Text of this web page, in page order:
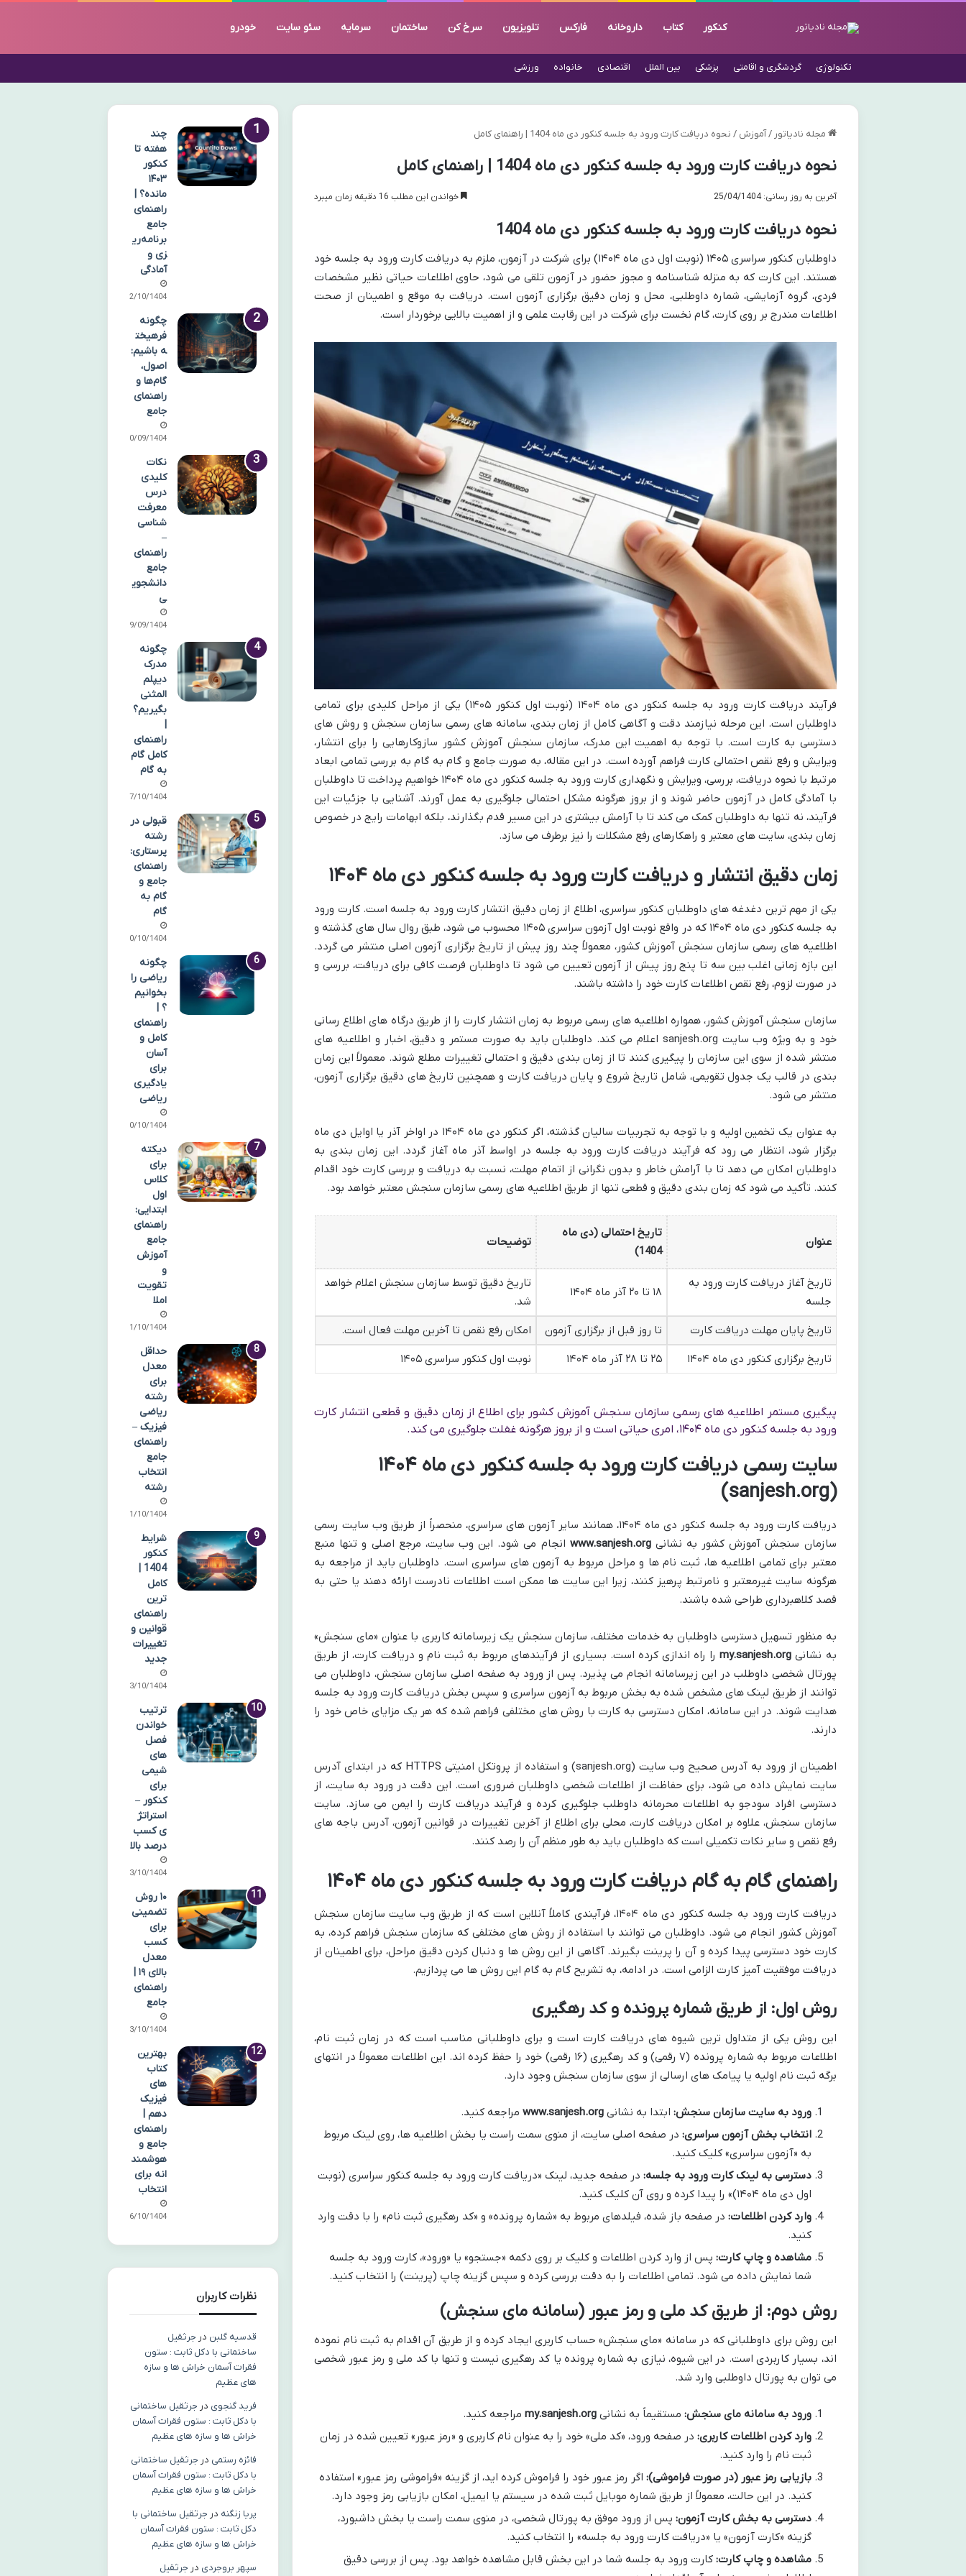
کنکور کتاب داروخانه فارکس تلویزیون سرخ کن ساختمان سرمایه سئو سایت خودرو
تکنولوژی گردشگری و اقامتی پزشکی بین الملل اقتصادی خانواده ورزشی
مجله نادیاتور / آموزش / نحوه دریافت کارت ورود به جلسه کنکور دی ماه 1404 | راهنمای کامل
نحوه دریافت کارت ورود به جلسه کنکور دی ماه 1404 | راهنمای کامل
آخرین به روز رسانی: 25/04/1404 خواندن این مطلب 16 دقیقه زمان میبرد
نحوه دریافت کارت ورود به جلسه کنکور دی ماه 1404
داوطلبان کنکور سراسری ۱۴۰۵ (نوبت اول دی ماه ۱۴۰۴) برای شرکت در آزمون، ملزم به دریافت کارت ورود به جلسه خود
هستند. این کارت که به منزله شناسنامه و مجوز حضور در آزمون تلقی می شود، حاوی اطلاعات حیاتی نظیر مشخصات
فردی، گروه آزمایشی، شماره داوطلبی، محل و زمان دقیق برگزاری آزمون است. دریافت به موقع و اطمینان از صحت
اطلاعات مندرج بر روی کارت، گام نخست برای شرکت در این رقابت علمی و از اهمیت بالایی برخوردار است.
فرآیند دریافت کارت ورود به جلسه کنکور دی ماه ۱۴۰۴ (نوبت اول کنکور ۱۴۰۵) یکی از مراحل کلیدی برای تمامی
داوطلبان است. این مرحله نیازمند دقت و آگاهی کامل از زمان بندی، سامانه های رسمی سازمان سنجش و روش های
دسترسی به کارت است. با توجه به اهمیت این مدرک، سازمان سنجش آموزش کشور سازوکارهایی را برای انتشار،
ویرایش و رفع نقص احتمالی کارت فراهم آورده است. در این مقاله، به صورت جامع و گام به گام به بررسی تمامی ابعاد
مرتبط با نحوه دریافت، بررسی، ویرایش و نگهداری کارت ورود به جلسه کنکور دی ماه ۱۴۰۴ خواهیم پرداخت تا داوطلبان
با آمادگی کامل در آزمون حاضر شوند و از بروز هرگونه مشکل احتمالی جلوگیری به عمل آورند. آشنایی با جزئیات این
فرآیند، نه تنها به داوطلبان کمک می کند تا با آرامش بیشتری در این مسیر قدم بگذارند، بلکه ابهامات رایج در خصوص
زمان بندی، سایت های معتبر و راهکارهای رفع مشکلات را نیز برطرف می سازد.
زمان دقیق انتشار و دریافت کارت ورود به جلسه کنکور دی ماه ۱۴۰۴
یکی از مهم ترین دغدغه های داوطلبان کنکور سراسری، اطلاع از زمان دقیق انتشار کارت ورود به جلسه است. کارت ورود
به جلسه کنکور دی ماه ۱۴۰۴ که در واقع نوبت اول آزمون سراسری ۱۴۰۵ محسوب می شود، طبق روال سال های گذشته و
اطلاعیه های رسمی سازمان سنجش آموزش کشور، معمولاً چند روز پیش از تاریخ برگزاری آزمون اصلی منتشر می گردد.
این بازه زمانی اغلب بین سه تا پنج روز پیش از آزمون تعیین می شود تا داوطلبان فرصت کافی برای دریافت، بررسی و
در صورت لزوم، رفع نقص اطلاعات کارت خود را داشته باشند.
سازمان سنجش آموزش کشور، همواره اطلاعیه های رسمی مربوط به زمان انتشار کارت را از طریق درگاه های اطلاع رسانی
خود و به ویژه وب سایت sanjesh.org اعلام می کند. داوطلبان باید به صورت مستمر و دقیق، اخبار و اطلاعیه های
منتشر شده از سوی این سازمان را پیگیری کنند تا از زمان بندی دقیق و احتمالی تغییرات مطلع شوند. معمولاً این زمان
بندی در قالب یک جدول تقویمی، شامل تاریخ شروع و پایان دریافت کارت و همچنین تاریخ های دقیق برگزاری آزمون،
منتشر می شود.
به عنوان یک تخمین اولیه و با توجه به تجربیات سالیان گذشته، اگر کنکور دی ماه ۱۴۰۴ در اواخر آذر یا اوایل دی ماه
برگزار شود، انتظار می رود که فرآیند دریافت کارت ورود به جلسه در اواسط آذر ماه آغاز گردد. این زمان بندی به
داوطلبان امکان می دهد تا با آرامش خاطر و بدون نگرانی از اتمام مهلت، نسبت به دریافت و بررسی کارت خود اقدام
کنند. تأکید می شود که زمان بندی دقیق و قطعی تنها از طریق اطلاعیه های رسمی سازمان سنجش معتبر خواهد بود.
عنوان
تاریخ احتمالی (دی ماه
1404)
توضیحات
تاریخ آغاز دریافت کارت ورود به
جلسه
۱۸ تا ۲۰ آذر ماه ۱۴۰۴
تاریخ دقیق توسط سازمان سنجش اعلام خواهد
شد.
تاریخ پایان مهلت دریافت کارت
تا روز قبل از برگزاری آزمون
امکان رفع نقص تا آخرین مهلت فعال است.
تاریخ برگزاری کنکور دی ماه ۱۴۰۴
۲۵ تا ۲۸ آذر ماه ۱۴۰۴ نوبت اول کنکور سراسری ۱۴۰۵
پیگیری مستمر اطلاعیه های رسمی سازمان سنجش آموزش کشور برای اطلاع از زمان دقیق و قطعی انتشار کارت
ورود به جلسه کنکور دی ماه ۱۴۰۴، امری حیاتی است و از بروز هرگونه غفلت جلوگیری می کند.
سایت رسمی دریافت کارت ورود به جلسه کنکور دی ماه ۱۴۰۴
(sanjesh.org)
دریافت کارت ورود به جلسه کنکور دی ماه ۱۴۰۴، همانند سایر آزمون های سراسری، منحصراً از طریق وب سایت رسمی
سازمان سنجش آموزش کشور به نشانیwww.sanjesh.org انجام می شود. این وب سایت، مرجع اصلی و تنها منبع
معتبر برای تمامی اطلاعیه ها، ثبت نام ها و مراحل مربوط به آزمون های سراسری است. داوطلبان باید از مراجعه به
هرگونه سایت غیرمعتبر و نامرتبط پرهیز کنند، زیرا این سایت ها ممکن است اطلاعات نادرست ارائه دهند یا حتی به
قصد کلاهبرداری طراحی شده باشند.
به منظور تسهیل دسترسی داوطلبان به خدمات مختلف، سازمان سنجش یک زیرسامانه کاربری با عنوان «مای سنجش»
به نشانی my.sanjesh.orgرا راه اندازی کرده است. بسیاری از فرآیندهای مربوط به ثبت نام و دریافت کارت، از طریق
پورتال شخصی داوطلب در این زیرسامانه انجام می پذیرد. پس از ورود به صفحه اصلی سازمان سنجش، داوطلبان می
توانند از طریق لینک های مشخص شده به بخش مربوط به آزمون سراسری و سپس بخش دریافت کارت ورود به جلسه
هدایت شوند. در این سامانه، امکان دسترسی به کارت با روش های مختلفی فراهم شده که هر یک مزایای خاص خود را
دارند.
اطمینان از ورود به آدرس صحیح وب سایت (sanjesh.org) و استفاده از پروتکل امنیتی HTTPS که در ابتدای آدرس
سایت نمایش داده می شود، برای حفاظت از اطلاعات شخصی داوطلبان ضروری است. این دقت در ورود به سایت، از
دسترسی افراد سودجو به اطلاعات محرمانه داوطلب جلوگیری کرده و فرآیند دریافت کارت را ایمن می سازد. سایت
سازمان سنجش، علاوه بر امکان دریافت کارت، محلی برای اطلاع از آخرین تغییرات در قوانین آزمون، آدرس باجه های
رفع نقص و سایر نکات تکمیلی است که داوطلبان باید به طور منظم آن را رصد کنند.
راهنمای گام به گام دریافت کارت ورود به جلسه کنکور دی ماه ۱۴۰۴
دریافت کارت ورود به جلسه کنکور دی ماه ۱۴۰۴، فرآیندی کاملاً آنلاین است که از طریق وب سایت سازمان سنجش
آموزش کشور انجام می شود. داوطلبان می توانند با استفاده از روش های مختلفی که سازمان سنجش فراهم کرده، به
کارت خود دسترسی پیدا کرده و آن را پرینت بگیرند. آگاهی از این روش ها و دنبال کردن دقیق مراحل، برای اطمینان از
دریافت موفقیت آمیز کارت الزامی است. در ادامه، به تشریح گام به گام این روش ها می پردازیم.
روش اول: از طریق شماره پرونده و کد رهگیری
این روش یکی از متداول ترین شیوه های دریافت کارت است و برای داوطلبانی مناسب است که در زمان ثبت نام،
اطلاعات مربوط به شماره پرونده (۷ رقمی) و کد رهگیری (۱۶ رقمی) خود را حفظ کرده اند. این اطلاعات معمولاً در انتهای
برگه ثبت نام اولیه یا پیامک های ارسالی از سوی سازمان سنجش وجود دارد.
ورود به سایت سازمان سنجش: ابتدا به نشانیwww.sanjesh.org مراجعه کنید.
انتخاب بخش آزمون سراسری: در صفحه اصلی سایت، از منوی سمت راست یا بخش اطلاعیه ها، روی لینک مربوط
به «آزمون سراسری» کلیک کنید.
دسترسی به لینک کارت ورود به جلسه: در صفحه جدید، لینک «دریافت کارت ورود به جلسه کنکور سراسری (نوبت
اول دی ماه ۱۴۰۴)» را پیدا کرده و روی آن کلیک کنید.
وارد کردن اطلاعات: در صفحه باز شده، فیلدهای مربوط به «شماره پرونده» و «کد رهگیری ثبت نام» را با دقت وارد
کنید.
مشاهده و چاپ کارت: پس از وارد کردن اطلاعات و کلیک بر روی دکمه «جستجو» یا «ورود»، کارت ورود به جلسه
شما نمایش داده می شود. تمامی اطلاعات را به دقت بررسی کرده و سپس گزینه چاپ (پرینت) را انتخاب کنید.
روش دوم: از طریق کد ملی و رمز عبور (سامانه مای سنجش)
این روش برای داوطلبانی که در سامانه «مای سنجش» حساب کاربری ایجاد کرده و از طریق آن اقدام به ثبت نام نموده
اند، بسیار کاربردی است. در این شیوه، نیازی به شماره پرونده یا کد رهگیری نیست و تنها با کد ملی و رمز عبور شخصی
می توان به پورتال داوطلبی وارد شد.
ورود به سامانه مای سنجش: مستقیماً به نشانیmy.sanjesh.org مراجعه کنید.
وارد کردن اطلاعات کاربری: در صفحه ورود، «کد ملی» خود را به عنوان نام کاربری و «رمز عبور» تعیین شده در زمان
ثبت نام را وارد کنید.
بازیابی رمز عبور (در صورت فراموشی): اگر رمز عبور خود را فراموش کرده اید، از گزینه «فراموشی رمز عبور» استفاده
کنید. در این حالت، معمولاً از طریق شماره موبایل ثبت شده در سیستم یا ایمیل، امکان بازیابی رمز وجود دارد.
دسترسی به بخش کارت آزمون: پس از ورود موفق به پورتال شخصی، در منوی سمت راست یا بخش داشبورد،
گزینه «کارت آزمون» یا «دریافت کارت ورود به جلسه» را انتخاب کنید.
مشاهده و چاپ کارت: کارت ورود به جلسه شما در این بخش قابل مشاهده خواهد بود. پس از بررسی دقیق
چند
هفته تا
کنکور
۱۴۰۳
مانده؟ |
راهنمای
جامع
برنامه‌ری
زی و
آمادگی
02/10/1404
چگونه
فرهیخت
ه باشیم:
اصول،
گام‌ها و
راهنمای
جامع
30/09/1404
نکات
کلیدی
درس
معرفت
شناسی
–
راهنمای
جامع
دانشجوی
ی
29/09/1404
چگونه
مدرک
دیپلم
المثنی
بگیریم؟
|
راهنمای
کامل گام
به گام
07/10/1404
قبولی در
رشته
پرستاری:
راهنمای
جامع و
گام به
گام
10/10/1404
چگونه
ریاضی را
بخوانیم
؟ |
راهنمای
کامل و
آسان
برای
یادگیری
ریاضی
10/10/1404
دیکته
برای
کلاس
اول
ابتدایی:
راهنمای
جامع
آموزش
و
تقویت
املا
11/10/1404
حداقل
معدل
برای
رشته
ریاضی
فیزیک –
راهنمای
جامع
انتخاب
رشته
11/10/1404
شرایط
کنکور
1404 |
کامل
ترین
راهنمای
قوانین و
تغییرات
جدید
13/10/1404
ترتیب
خواندن
فصل
های
شیمی
برای
کنکور –
استراتژ
ی کسب
درصد بالا
13/10/1404
۱۰ روش
تضمینی
برای
کسب
معدل
بالای ۱۹ |
راهنمای
جامع
13/10/1404
بهترین
کتاب
های
فیزیک
دهم |
راهنمای
جامع و
هوشمند
انه برای
انتخاب
16/10/1404
نظرات کاربران
قدسیه گلبن در جرثقیل
ساختمانی با دکل ثابت : ستون
فقرات آسمان خراش ها و سازه
های عظیم
فرید گنجوی در جرثقیل ساختمانی
با دکل ثابت : ستون فقرات آسمان
خراش ها و سازه های عظیم
فائزه رستمی در جرثقیل ساختمانی
با دکل ثابت : ستون فقرات آسمان
خراش ها و سازه های عظیم
پریا زنگنه در جرثقیل ساختمانی با
دکل ثابت : ستون فقرات آسمان
خراش ها و سازه های عظیم
سپهر بروجردی در جرثقیل